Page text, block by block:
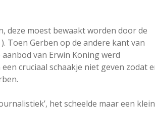
deze moest bewaakt worden door de
Toen Gerben op de andere kant van
van Erwin Koning werd
cruciaal schaakje niet geven zodat
het scheelde maar een klein